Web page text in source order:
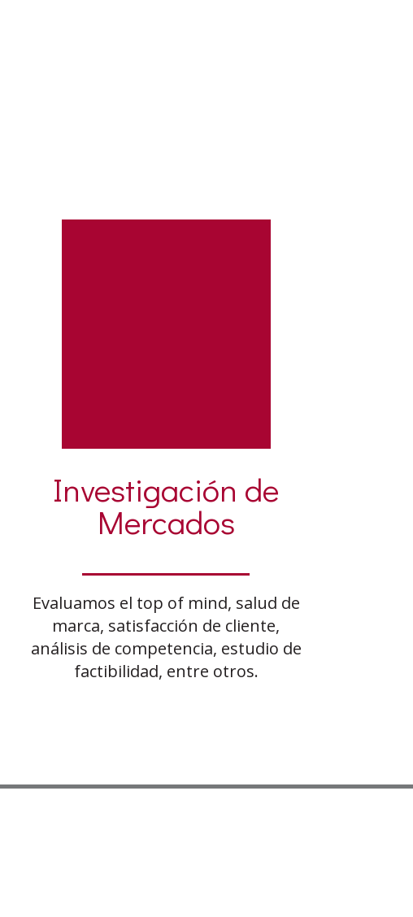
Investigación de
Mercados
Evaluamos el top of mind, salud de
marca, satisfacción de cliente,
análisis de competencia, estudio de
factibilidad, entre otros.